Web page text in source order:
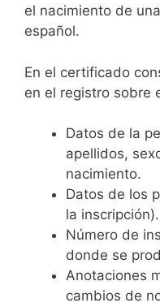
el nacimiento de
español.
En el certificado
en el registro sobre
Datos de la
apellidos,
nacimiento.
Datos de los
la inscripción).
Número de
donde se
Anotaciones
cambios de